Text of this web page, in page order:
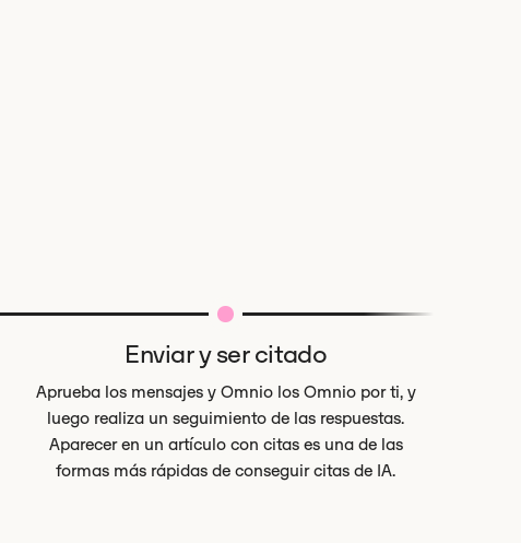
Enviar y ser citado
Aprueba los mensajes y Omnio los Omnio por ti, y
luego realiza un seguimiento de las respuestas.
Aparecer en un artículo con citas es una de las
formas más rápidas de conseguir citas de IA.